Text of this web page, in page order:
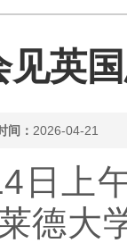
见英
间： 2026-04-21
日上
德大